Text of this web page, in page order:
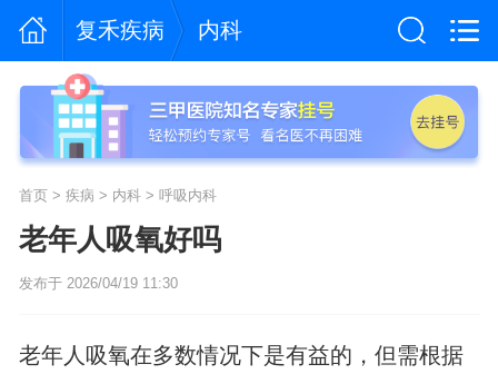
复禾疾病 内科
首页> 疾病 > 内科> 呼吸内科
老年人吸氧好吗
发布于 2026/04/19 11:30
老年人吸氧在多数情况下是有益的，但需根据